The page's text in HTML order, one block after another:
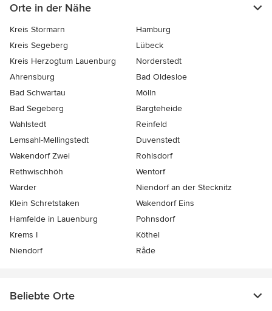
Orte in der Nähe
Kreis Stormarn
Hamburg
Kreis Segeberg
Lübeck
Kreis Herzogtum Lauenburg
Norderstedt
Ahrensburg
Bad Oldesloe
Bad Schwartau
Mölln
Bad Segeberg
Bargteheide
Wahlstedt
Reinfeld
Lemsahl-Mellingstedt
Duvenstedt
Wakendorf Zwei
Rohlsdorf
Rethwischhöh
Wentorf
Warder
Niendorf an der Stecknitz
Klein Schretstaken
Wakendorf Eins
Hamfelde in Lauenburg
Pohnsdorf
Krems I
Köthel
Niendorf
Råde
Beliebte Orte